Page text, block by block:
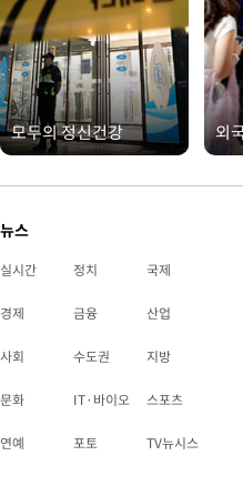
모두의 정신건강 외
뉴스
실시간 정치 국제
경제 금융 산업
사회 수도권 지방
문화 IT·바이오 스포츠
연예 포토 TV뉴시스